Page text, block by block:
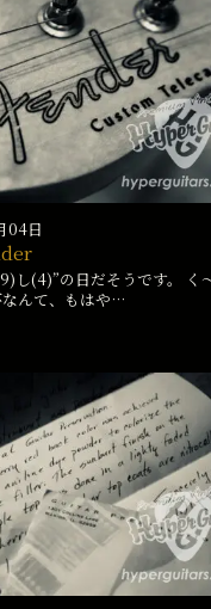
04日
し(4)”の日だそうです。 く
なんて、もはや…